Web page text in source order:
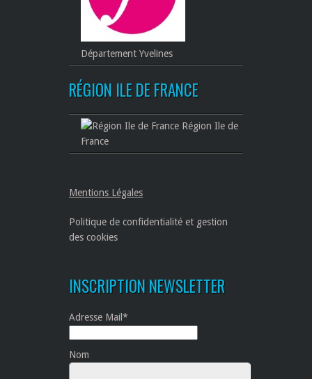
Département Yvelines
RÉGION ILE DE FRANCE
Région Ile de
France
Mentions Légales
Politique de confidentialité et gestion
des cookies
INSCRIPTION NEWSLETTER
Adresse Mail*
Nom